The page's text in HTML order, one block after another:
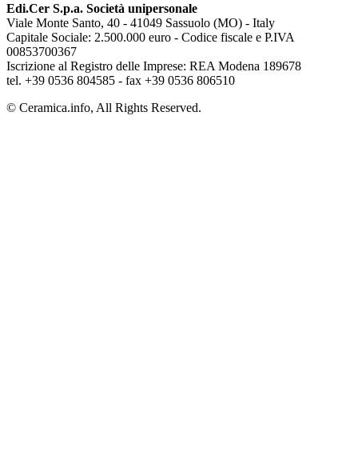
Edi.Cer S.p.a. Società unipersonale
Viale Monte Santo, 40 - 41049 Sassuolo (MO) - Italy
Capitale Sociale: 2.500.000 euro - Codice fiscale e P.IVA
00853700367
Iscrizione al Registro delle Imprese: REA Modena 189678
tel. +39 0536 804585 - fax +39 0536 806510
© Ceramica.info, All Rights Reserved.